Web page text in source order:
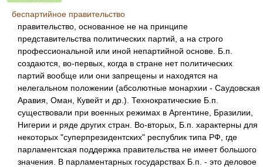
беспартийное правительство
правительство, основанное не на принципе
представительства политических партий, а на строго
профессиональной или иной непартийной основе. Б.п.
создаются, во-первых, когда в стране нет политических
партий вообще или они запрещены и находятся на
нелегальном положении (абсолютные монархии - Саудовская
Аравия, Оман, Кувейт и др.). Технократические Б.п.
существовали при военных режимах в Аргентине, Бразилии,
Нигерии и ряде других стран. Во-вторых, Б.п. характерны для
некоторых "суперпрезидентских" республик типа РФ, где
парламентская поддержка правительства не имеет большого
значения. В парламентарных государствах Б.п. - это деловое